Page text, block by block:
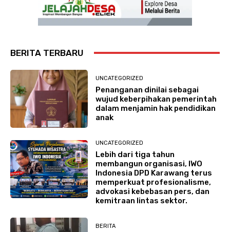
BERITA TERBARU
UNCATEGORIZED
Penanganan dinilai sebagai
wujud keberpihakan pemerintah
dalam menjamin hak pendidikan
anak
UNCATEGORIZED
Lebih dari tiga tahun
membangun organisasi, IWO
Indonesia DPD Karawang terus
memperkuat profesionalisme,
advokasi kebebasan pers, dan
kemitraan lintas sektor.
BERITA